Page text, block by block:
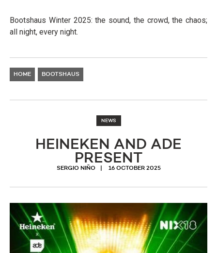
Bootshaus Winter 2025: the sound, the crowd, the chaos;
all night, every night.
HOME BOOTSHAUS
NEWS
HEINEKEN AND ADE
PRESENT
SERGIO NIÑO 16 OCTOBER 2025